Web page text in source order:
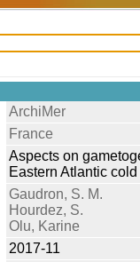
ArchiMer
France
Aspects on
Eastern Atlantic
Gaudron, S. M.
Hourdez, S.
Olu, Karine
2017-11